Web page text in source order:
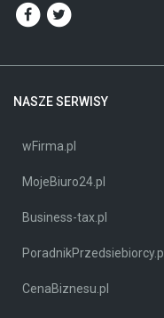
NASZE SERWISY
wFirma.pl
MojeBiuro24.pl
Business-tax.pl
PoradnikPrzedsiebiorcy.pl
CenaBiznesu.pl